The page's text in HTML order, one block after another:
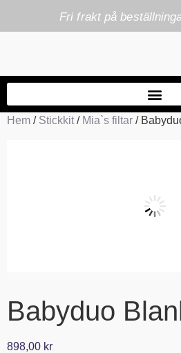
Fri frakt på
Hem / Stickkit / Mia`s filtar /
Babyduo
898,00 kr